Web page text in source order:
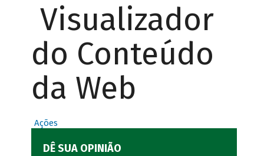
Visualizador
do Conteúdo
da Web
Ações
DÊ SUA OPINIÃO